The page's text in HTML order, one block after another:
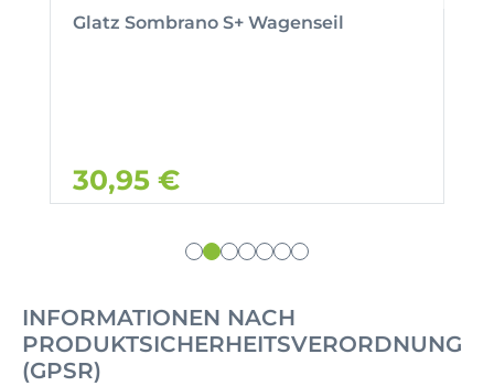
Glatz Sombrano S+ Wagenseil
30,95 €
INFORMATIONEN NACH
PRODUKTSICHERHEITSVERORDNUNG
(GPSR)